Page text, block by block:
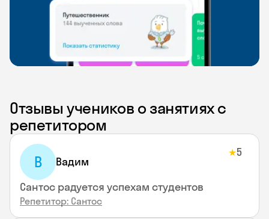
Отзывы учеников о занятиях с
репетитором
В Вадим
★5
Сантос радуется успехам студентов
Репетитор: Сантос